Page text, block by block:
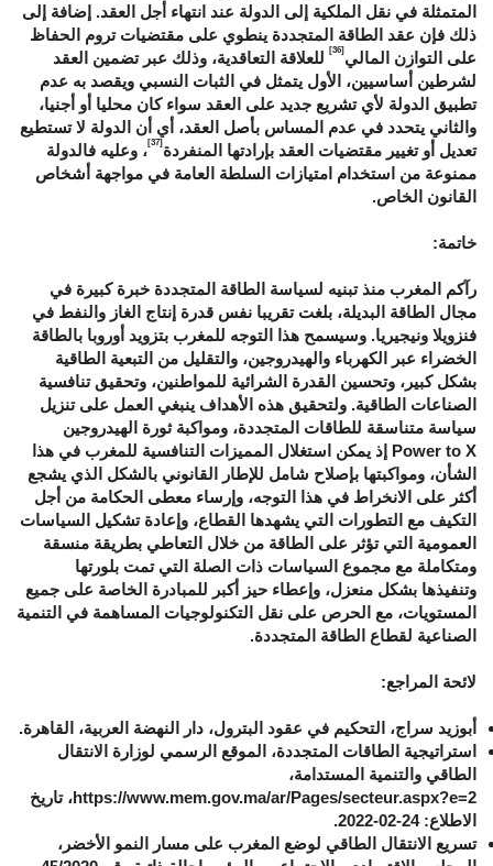
المتمثلة في نقل الملكية إلى الدولة عند انتهاء أجل العقد. إضافة إلى
ذلك فإن عقد الطاقة المتجددة ينطوي على مقتضيات تروم الحفاظ
على التوازن المالي[36] للعلاقة التعاقدية، وذلك عبر تضمين العقد
لشرطين أساسيين، الأول يتمثل في الثبات النسبي ويقصد به عدم
تطبيق الدولة لأي تشريع جديد على العقد سواء كان محليا أو أجنيا،
والثاني يتحدد في عدم المساس بأصل العقد، أي أن الدولة لا تستطيع
تعديل أو تغيير مقتضيات العقد بإرادتها المنفردة[37]، وعليه فالدولة
ممنوعة من استخدام امتيازات السلطة العامة في مواجهة أشخاص
القانون الخاص.
خاتمة:
رآكم المغرب منذ تبنيه لسياسة الطاقة المتجددة خبرة كبيرة في
مجال الطاقة البديلة، بلغت تقريبا نفس قدرة إنتاج الغاز والنفط في
فنزويلا ونيجيريا. وسيسمح هذا التوجه للمغرب بتزويد أوروبا بالطاقة
الخضراء عبر الكهرباء والهيدروجين، والتقليل من التبعية الطاقية
بشكل كبير، وتحسين القدرة الشرائية للمواطنين، وتحقيق تنافسية
الصناعات الطاقية. ولتحقيق هذه الأهداف ينبغي العمل على تنزيل
سياسة متناسقة للطاقات المتجددة، ومواكبة ثورة الهيدروجين
Power to X إذ يمكن استغلال المميزات التنافسية للمغرب في هذا
الشأن، ومواكبتها بإصلاح شامل للإطار القانوني بالشكل الذي يشجع
أكثر على الانخراط في هذا التوجه، وإرساء معطى الحكامة من أجل
التكيف مع التطورات التي يشهدها القطاع، وإعادة تشكيل السياسات
العمومية التي تؤثر على الطاقة من خلال التعاطي بطريقة منسقة
ومتكاملة مع مجموع السياسات ذات الصلة التي تمت بلورتها
وتنفيذها بشكل منعزل، وإعطاء حيز أكبر للمبادرة الخاصة على جميع
المستويات، مع الحرص على نقل التكنولوجيات المساهمة في التنمية
الصناعية لقطاع الطاقة المتجددة.
لائحة المراجع:
أبوزيد سراج، التحكيم في عقود البترول، دار النهضة العربية، القاهرة.
استراتيجية الطاقات المتجددة، الموقع الرسمي لوزارة الانتقال
الطاقي والتنمية المستدامة،
https://www.mem.gov.ma/ar/Pages/secteur.aspx?e=2، تاريخ
الاطلاع: 24-02-2022.
تسريع الانتقال الطاقي لوضع المغرب على مسار النمو الأخضر،